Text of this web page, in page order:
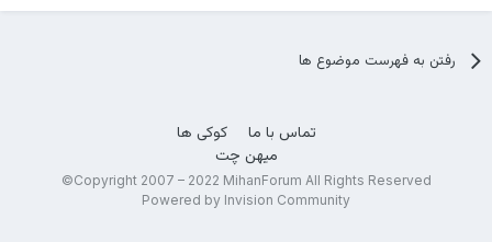
رفتن به فهرست موضوع ها
تماس با ما
کوکی ها
میهن چت
Copyright 2007 – 2022 MihanForum All Rights Reserved©
Powered by Invision Community